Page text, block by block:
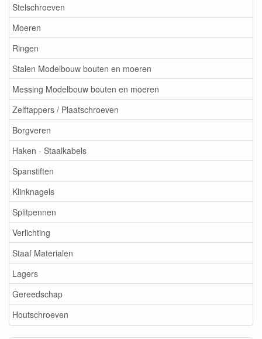
Stelschroeven
Moeren
Ringen
Stalen Modelbouw bouten en moeren
Messing Modelbouw bouten en moeren
Zelftappers / Plaatschroeven
Borgveren
Haken - Staalkabels
Spanstiften
Klinknagels
Splitpennen
Verlichting
Staaf Materialen
Lagers
Gereedschap
Houtschroeven